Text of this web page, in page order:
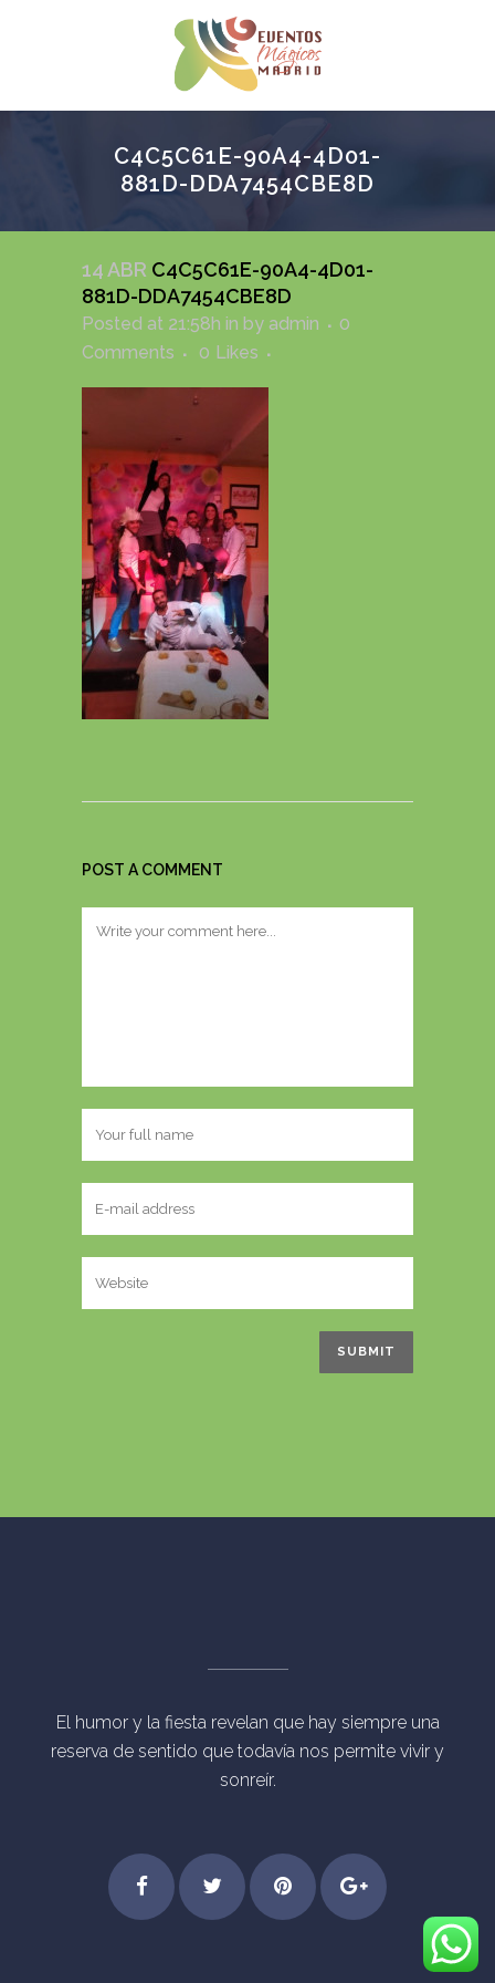
C4C5C61E-90A4-4D01-
881D-DDA7454CBE8D
14 ABR C4C5C61E-90A4-4D01-
881D-DDA7454CBE8D
Posted at 21:58h in by admin
0
Comments
0 Likes
POST A COMMENT
El humor y la fiesta revelan que hay siempre una
reserva de sentido que todavía nos permite vivir y
sonreír.